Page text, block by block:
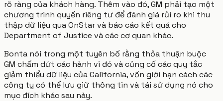
rõ ràng của khách hàng. Thêm vào đó, GM phải tạo một
chương trình quyền riêng tư để đánh giá rủi ro khi thu
thập dữ liệu qua OnStar và báo cáo kết quả cho
Department of Justice và các cơ quan khác.
Bonta nói trong một tuyên bố rằng thỏa thuận buộc
GM chấm dứt các hành vi đó và củng cố các quy tắc
giảm thiểu dữ liệu của California, vốn giới hạn cách các
công ty có thể lưu giữ thông tin và tái sử dụng nó cho
mục đích khác sau này.